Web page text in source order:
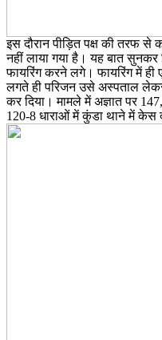
इस दौरान पीड़ित पक्ष की तरफ से
नहीं लाया गया है। यह बात
फायरिंग करने लगे। फायरिंग में ही
लगते ही परिजन उसे अस्पताल
कर दिया। मामले में अज्ञात पर
120-8 धाराओं में कुंडा थाने में केस